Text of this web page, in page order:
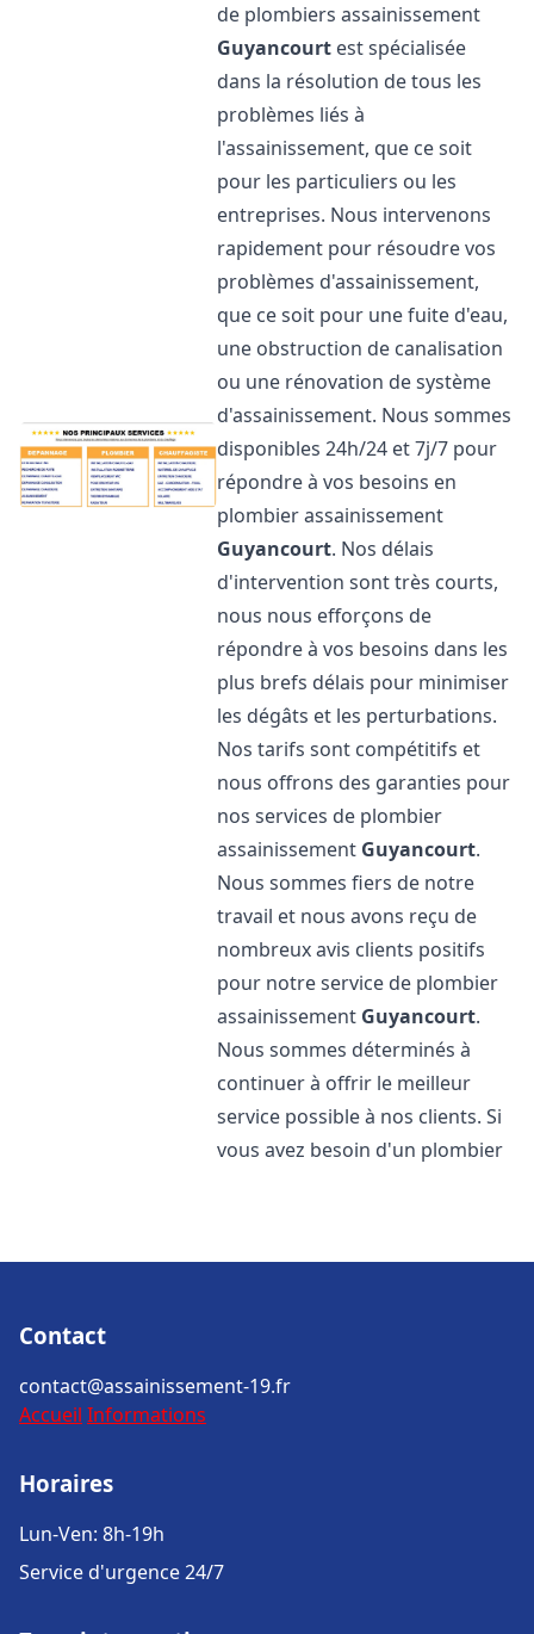
de plombiers assainissement
Guyancourt est spécialisée
dans la résolution de tous les
problèmes liés à
l'assainissement, que ce soit
pour les particuliers ou les
entreprises. Nous intervenons
rapidement pour résoudre vos
problèmes d'assainissement,
que ce soit pour une fuite d'eau,
une obstruction de canalisation
ou une rénovation de système
d'assainissement. Nous sommes
disponibles 24h/24 et 7j/7 pour
répondre à vos besoins en
plombier assainissement
Guyancourt. Nos délais
d'intervention sont très courts,
nous nous efforçons de
répondre à vos besoins dans les
plus brefs délais pour minimiser
les dégâts et les perturbations.
Nos tarifs sont compétitifs et
nous offrons des garanties pour
nos services de plombier
assainissement Guyancourt.
Nous sommes fiers de notre
travail et nous avons reçu de
nombreux avis clients positifs
pour notre service de plombier
assainissement Guyancourt.
Nous sommes déterminés à
continuer à offrir le meilleur
service possible à nos clients. Si
vous avez besoin d'un plombier
Contact
contact@assainissement-19.fr
Accueil Informations
Horaires
Lun-Ven: 8h-19h
Service d'urgence 24/7